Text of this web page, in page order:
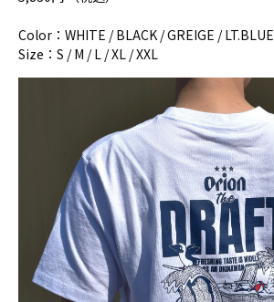
Color：WHITE / BLACK / GREIGE / LT.BLUE
Size：S / M / L / XL / XXL